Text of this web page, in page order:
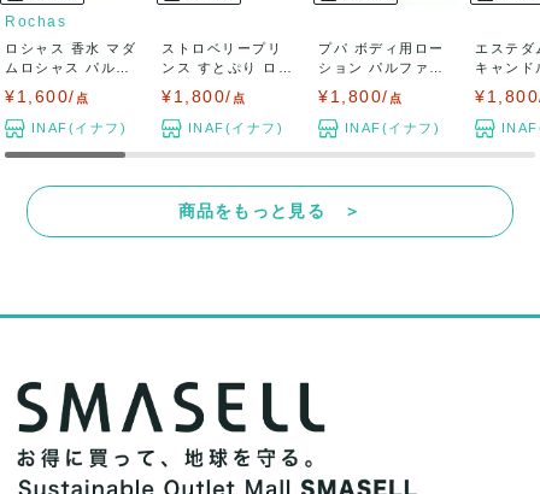
Rochas
ロシャス 香水 マダ
ムロシャス パルフ
¥1,600/ 点
INAF(イナフ)
ストロベリープリ
ンス すとぷり ロー
¥1,800/ 点
INAF(イナフ)
プパ ボディ用ロー
ション パルファム
¥1,800/ 点
INAF(イナフ)
エステダ
キャンド
商品をもっと見る ＞